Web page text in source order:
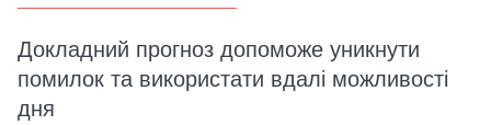
Докладний прогноз допоможе уникнути
помилок та використати вдалі можливості
дня